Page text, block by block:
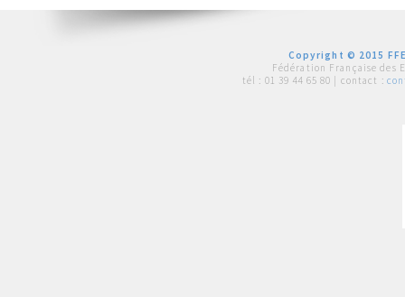
Copyright © 2015
Fédération Française des
tél : 01 39 44 65 80 | contact :